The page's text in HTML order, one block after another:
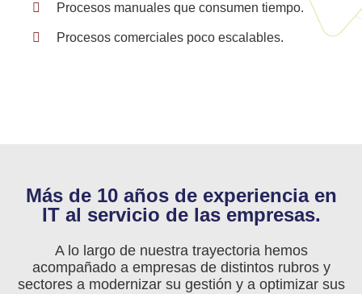
Procesos manuales que consumen tiempo.
Procesos comerciales poco escalables.
Más de 10 años de experiencia en
IT al servicio de las empresas.
A lo largo de nuestra trayectoria hemos
acompañado a empresas de distintos rubros y
sectores a modernizar su gestión y a optimizar sus